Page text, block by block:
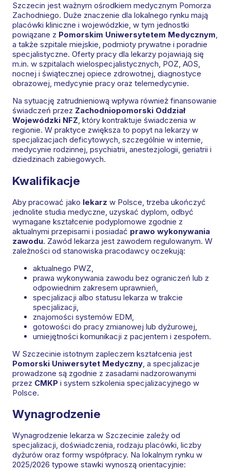
Szczecin jest ważnym ośrodkiem medycznym Pomorza
Zachodniego. Duże znaczenie dla lokalnego rynku mają
placówki kliniczne i wojewódzkie, w tym jednostki
powiązane z Pomorskim Uniwersytetem Medycznym,
a także szpitale miejskie, podmioty prywatne i poradnie
specjalistyczne. Oferty pracy dla lekarzy pojawiają się
m.in. w szpitalach wielospecjalistycznych, POZ, AOS,
nocnej i świątecznej opiece zdrowotnej, diagnostyce
obrazowej, medycynie pracy oraz telemedycynie.
Na sytuację zatrudnieniową wpływa również finansowanie
świadczeń przez Zachodniopomorski Oddział
Wojewódzki NFZ, który kontraktuje świadczenia w
regionie. W praktyce zwiększa to popyt na lekarzy w
specjalizacjach deficytowych, szczególnie w internie,
medycynie rodzinnej, psychiatrii, anestezjologii, geriatrii i
dziedzinach zabiegowych.
Kwalifikacje
Aby pracować jako lekarz w Polsce, trzeba ukończyć
jednolite studia medyczne, uzyskać dyplom, odbyć
wymagane kształcenie podyplomowe zgodnie z
aktualnymi przepisami i posiadać prawo wykonywania
zawodu. Zawód lekarza jest zawodem regulowanym. W
zależności od stanowiska pracodawcy oczekują:
aktualnego PWZ,
prawa wykonywania zawodu bez ograniczeń lub z
odpowiednim zakresem uprawnień,
specjalizacji albo statusu lekarza w trakcie
specjalizacji,
znajomości systemów EDM,
gotowości do pracy zmianowej lub dyżurowej,
umiejętności komunikacji z pacjentem i zespołem.
W Szczecinie istotnym zapleczem kształcenia jest
Pomorski Uniwersytet Medyczny , a specjalizacje
prowadzone są zgodnie z zasadami nadzorowanymi
przez CMKP i system szkolenia specjalizacyjnego w
Polsce.
Wynagrodzenie
Wynagrodzenie lekarza w Szczecinie zależy od
specjalizacji, doświadczenia, rodzaju placówki, liczby
dyżurów oraz formy współpracy. Na lokalnym rynku w
2025/2026 typowe stawki wynoszą orientacyjnie: